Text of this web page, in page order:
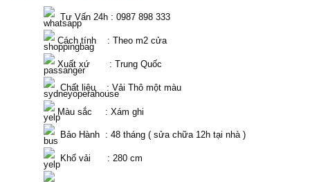
là:
900,000₫.
tại
là:
750,000₫.
Tư Vấn 24h : 0987 898 333
Cách tính    : Theo m2 cửa
Xuất xứ       : Trung Quốc
Chất liệu    : Vải Thô một màu
Màu sắc : Xám ghi
Bảo Hành  : 48 tháng ( sửa chữa 12h tại nhà )
Khổ vải      : 280 cm